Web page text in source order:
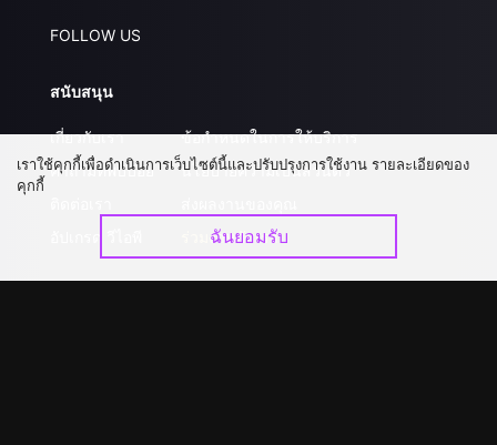
FOLLOW US
สนับสนุน
เกี่ยวกับเรา
คำถามที่พบบ่อย
ข้อกำหนดในการให้บริการ
นโยบายความเป็นส่วนตัว
ร่วมงานกับเรา
เราใช้คุกกี้เพื่อดำเนินการเว็บไซต์นี้และปรับปรุงการใช้งาน รายละเอียดของ
คุกกี้
ฉันยอมรับ